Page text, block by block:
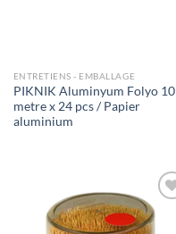
ENTRETIENS - EMBALLAGE
PIKNIK Aluminyum Folyo 10
metre x 24 pcs / Papier
aluminium
Ajouter
à la liste